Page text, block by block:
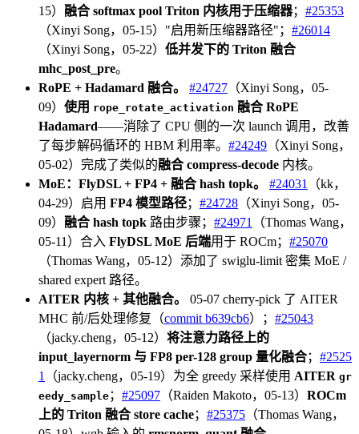
15） 融合 softmax pool Triton 内核用于压缩器； #25353
（Xinyi Song，05-15）"启用新压缩器路径"； #26014
（Xinyi Song，05-22） 低并发下的 Triton 融合
mhc_post_pre。
RoPE + Hadamard 融合。
#24727 （Xinyi Song，05-
09） 使用 rope_rotate_activation 融合 RoPE
Hadamard——消除了 CPU 侧的一次 launch 调用，改善
了每步解码循环的 HBM 利用率。 #24249 （Xinyi Song，
05-02）完成了类似的融合 compress-decode 内核。
MoE：FlyDSL + FP4 + 融合 hash topk。
#24031
（kk，
04-29）启用 FP4 模型路径； #24728 （Xinyi Song，05-
09） 融合 hash topk 路由步骤； #24971
（Thomas Wang，
05-11）合入 FlyDSL MoE 后端用于 ROCm； #25070
（Thomas Wang，05-12）添加了 swiglu-limit 密集 MoE /
shared expert 路径。
AITER 内核 + 其他融合。
05-07 cherry-pick 了 AITER
MHC 前/后处理修复（commit b639cb6）； #25043
（jacky.cheng，05-12） 将注意力路径上的
input_layernorm 与 FP8 per-128 group 量化融合； #2525
1
（jacky.cheng，05-19）为全 greedy 采样使用 AITER gr
eedy_sample ； #25097 （Raiden Makoto，05-13） ROCm
上的 Triton 融合 store cache； #25375 （Thomas Wang，